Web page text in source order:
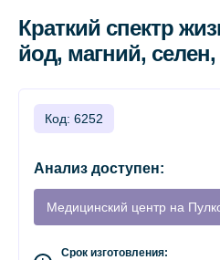
Краткий спектр
йод, магний,
Код: 6252
Анализ доступен:
Медицинский центр на
Срок изготовления: